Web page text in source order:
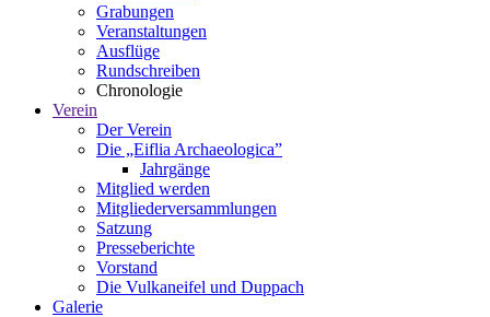
Grabungen
Veranstaltungen
Ausflüge
Rundschreiben
Chronologie
Verein
Der Verein
Die „Eiflia Archaeologica”
Jahrgänge
Mitglied werden
Mitgliederversammlungen
Satzung
Presseberichte
Vorstand
Die Vulkaneifel und Duppach
Galerie